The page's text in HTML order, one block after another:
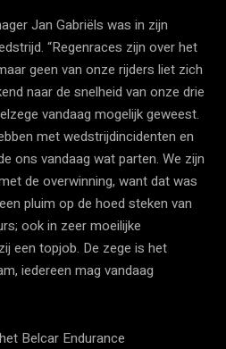
Jan Gabriëls was in zijn
“Regenraces zijn over het
geen van onze rijders liet zich
naar de snelheid van onze drie
vandaag mogelijk geweest.
met wedstrijdincidenten en
ons vandaag wat parten. We zijn
de overwinning, want dat was
pluim op de hoed steken van
ook in zeer moeilijke
een topjob. De zege is het
iedereen mag vandaag
Belcar Endurance